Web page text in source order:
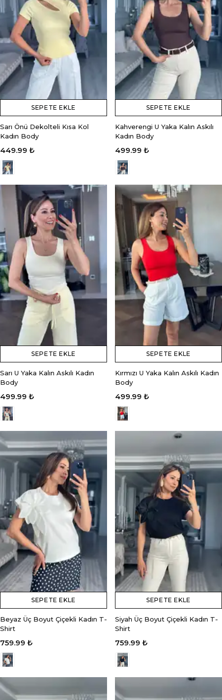
SEPETE EKLE
Sarı Önü Dekolteli Kısa Kol
Kadın Body
449.99 ₺
SEPETE EKLE
Kahverengi U Yaka Kalın Askılı
Kadın Body
499.99 ₺
SEPETE EKLE
Sarı U Yaka Kalın Askılı Kadın
Body
499.99 ₺
SEPETE EKLE
Kırmızı U Yaka Kalın Askılı Kadın
Body
499.99 ₺
SEPETE EKLE
Beyaz Üç Boyut Çiçekli Kadın T-
Shirt
759.99 ₺
SEPETE EKLE
Siyah Üç Boyut Çiçekli Kadın T-
Shirt
759.99 ₺